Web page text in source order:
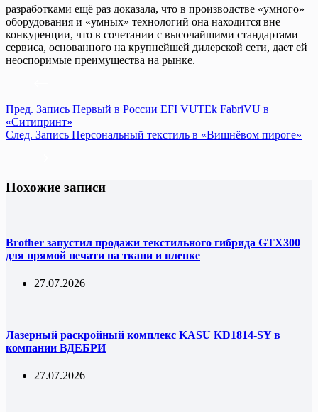
разработками ещё раз доказала, что в производстве «умного»
оборудования и «умных» технологий она находится вне
конкуренции, что в сочетании с высочайшими стандартами
сервиса, основанного на крупнейшей дилерской сети, дает ей
неоспоримые преимущества на рынке.
Пред. Запись Первый в России EFI VUTEk FabriVU в
«Ситипринт»
След. Запись Персональный текстиль в «Вишнёвом пироге»
Похожие записи
Brother запустил продажи текстильного гибрида GTX300
для прямой печати на ткани и пленке
27.07.2026
Лазерный раскройный комплекс KASU KD1814-SY в
компании ВДЕБРИ
27.07.2026